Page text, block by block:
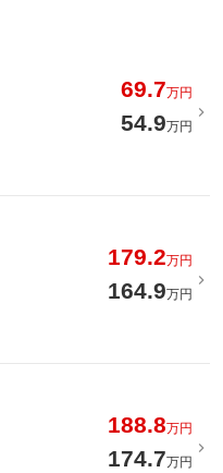
69.7万円
54.9万円
179.2万円
164.9万円
188.8万円
174.7万円